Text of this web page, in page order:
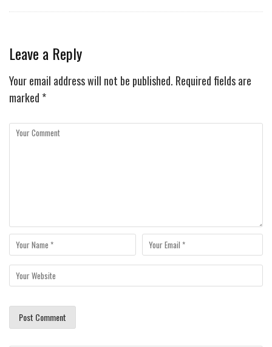
Leave a Reply
Your email address will not be published. Required fields are
marked *